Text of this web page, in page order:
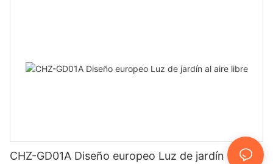
CHZ-GD01A Diseño europeo Luz de jardín al aire